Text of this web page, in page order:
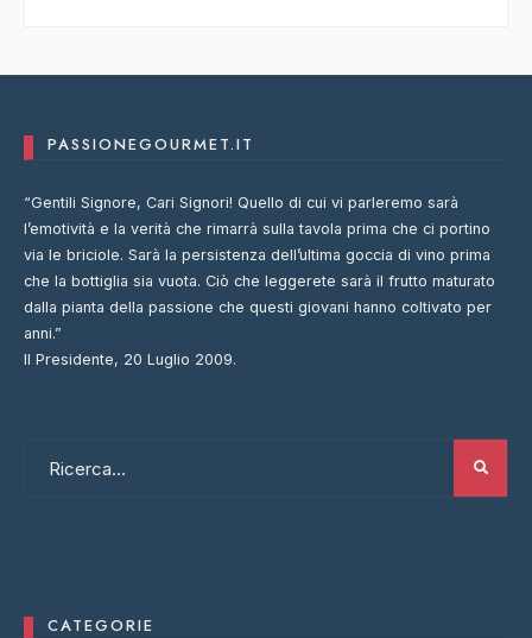
PASSIONEGOURMET.IT
“Gentili Signore, Cari Signori! Quello di cui vi parleremo sarà
l’emotività e la verità che rimarrà sulla tavola prima che ci portino
via le briciole. Sarà la persistenza dell’ultima goccia di vino prima
che la bottiglia sia vuota. Ciò che leggerete sarà il frutto maturato
dalla pianta della passione che questi giovani hanno coltivato per
anni.”
Il Presidente, 20 Luglio 2009.
CATEGORIE